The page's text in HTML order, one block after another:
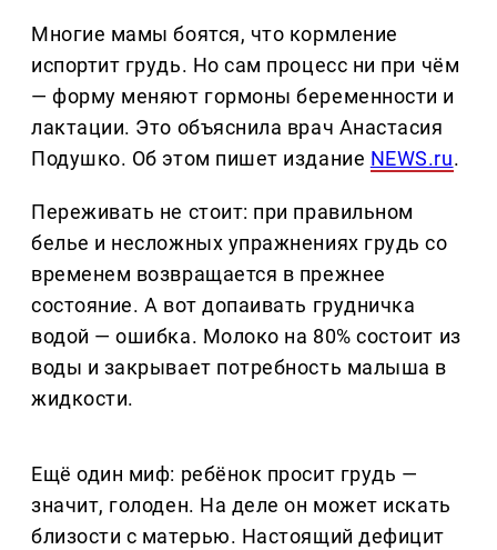
Многие мамы боятся, что кормление
испортит грудь. Но сам процесс ни при чём
— форму меняют гормоны беременности и
лактации. Это объяснила врач Анастасия
Подушко. Об этом пишет издание NEWS.ru.
Переживать не стоит: при правильном
белье и несложных упражнениях грудь со
временем возвращается в прежнее
состояние. А вот допаивать грудничка
водой — ошибка. Молоко на 80% состоит из
воды и закрывает потребность малыша в
жидкости.
Ещё один миф: ребёнок просит грудь —
значит, голоден. На деле он может искать
близости с матерью. Настоящий дефицит